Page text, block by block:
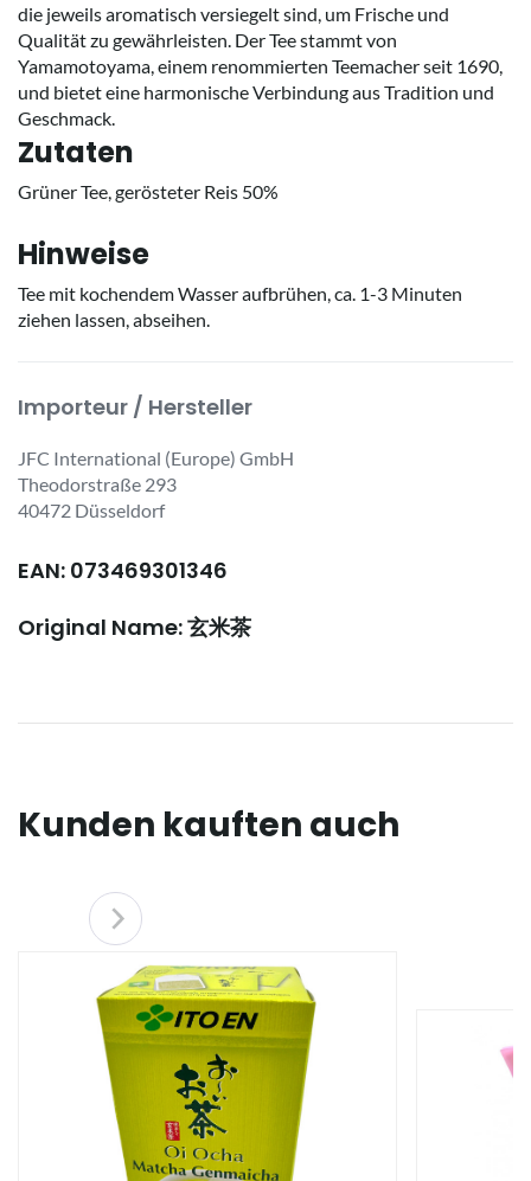
die jeweils aromatisch versiegelt sind, um Frische und
Qualität zu gewährleisten. Der Tee stammt von
Yamamotoyama, einem renommierten Teemacher seit 1690,
und bietet eine harmonische Verbindung aus Tradition und
Geschmack.
Zutaten
Grüner Tee, gerösteter Reis 50%
Hinweise
Tee mit kochendem Wasser aufbrühen, ca. 1-3 Minuten
ziehen lassen, abseihen.
Importeur / Hersteller
JFC International (Europe) GmbH
Theodorstraße 293
40472 Düsseldorf
EAN: 073469301346
Original Name: 玄米茶
Kunden kauften auch